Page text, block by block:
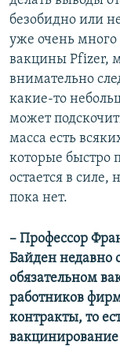
безобидно или
уже очень
вакцины Pfizer,
внимательно
какие-то
может
масса есть
которые быстро
остается в силе,
пока нет.
– Профессор
Байден недавно
обязательном
работников
контракты, то
вакцинирование